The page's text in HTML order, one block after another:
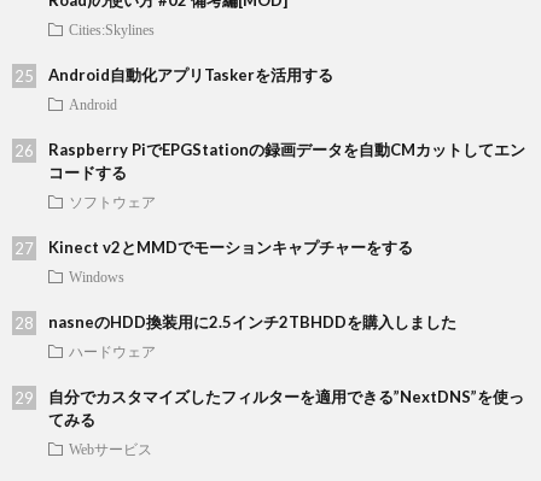
Cities:Skylines
Android自動化アプリTaskerを活用する
Android
Raspberry PiでEPGStationの録画データを自動CMカットしてエン
コードする
ソフトウェア
Kinect v2とMMDでモーションキャプチャーをする
Windows
nasneのHDD換装用に2.5インチ2TBHDDを購入しました
ハードウェア
自分でカスタマイズしたフィルターを適用できる”NextDNS”を使っ
てみる
Webサービス